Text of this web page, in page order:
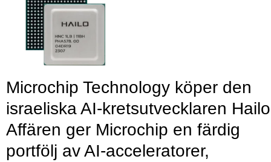
Microchip Technology köper den
israeliska AI-kretsutvecklaren
Affären ger Microchip en färdig
portfölj av AI-acceleratorer,